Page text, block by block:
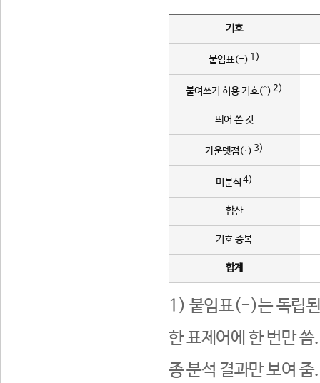
기호
붙임표(-) 1)
붙여쓰기 허용 기호(^) 2)
띄어 쓴 것
가운뎃점(·) 3)
미분석 4)
합산
기호 중복
합계
1) 붙임표(-)는 독립된
한 표제어에 한 번만
종 분석 결과만 보여